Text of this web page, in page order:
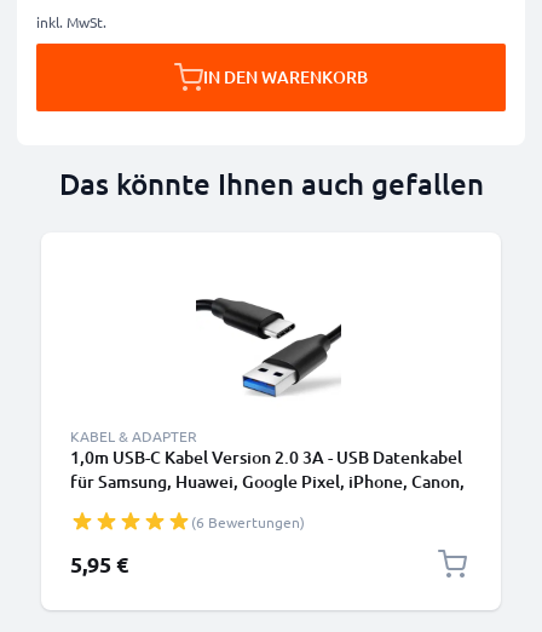
inkl. MwSt.
IN DEN WARENKORB
Das könnte Ihnen auch gefallen
KABEL & ADAPTER
1,0m USB-C Kabel Version 2.0 3A - USB Datenkabel
für Samsung, Huawei, Google Pixel, iPhone, Canon,
(6 Bewertungen)
5,95 €